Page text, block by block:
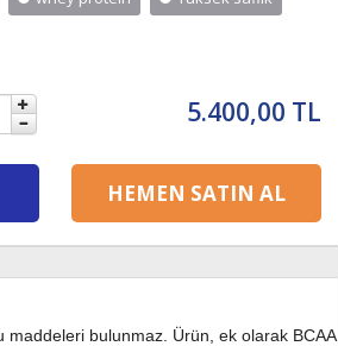
5.400,00 TL
HEMEN SATIN AL
maddeleri bulunmaz. Ürün, ek olarak BCAA